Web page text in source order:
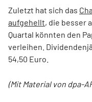
Zuletzt hat sich das
aufgehellt, die besser
Quartal könnten den
verleihen.
54,50 Euro.
(Mit Material von dpa-